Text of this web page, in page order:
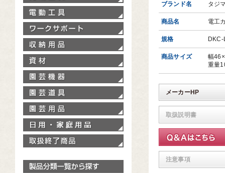
ブランド名 タジ
商品名 電工
規格
商品サイズ
幅
重量
メーカーHP
取扱説明書
注意事項
ワークサポート
製品分類一覧から探す